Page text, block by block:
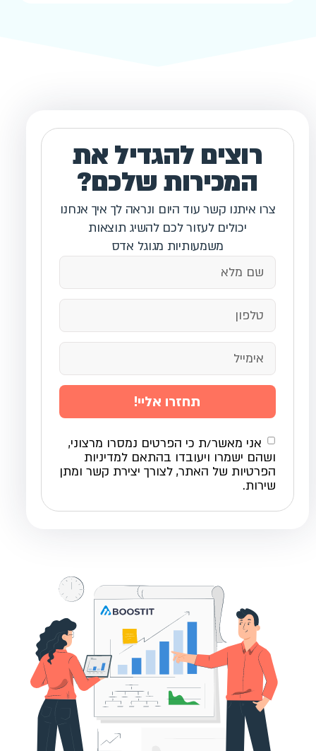
רוצים להגדיל את
המכירות שלכם?
צרו איתנו קשר עוד היום ונראה לך איך אנחנו
יכולים לעזור לכם להשיג תוצאות
משמעותיות מגוגל אדס
אני מאשר/ת כי הפרטים נמסרו מרצוני,
ושהם ישמרו ויעובדו בהתאם למדיניות
הפרטיות של האתר, לצורך יצירת קשר ומתן
שירות.
תחזרו אליי!